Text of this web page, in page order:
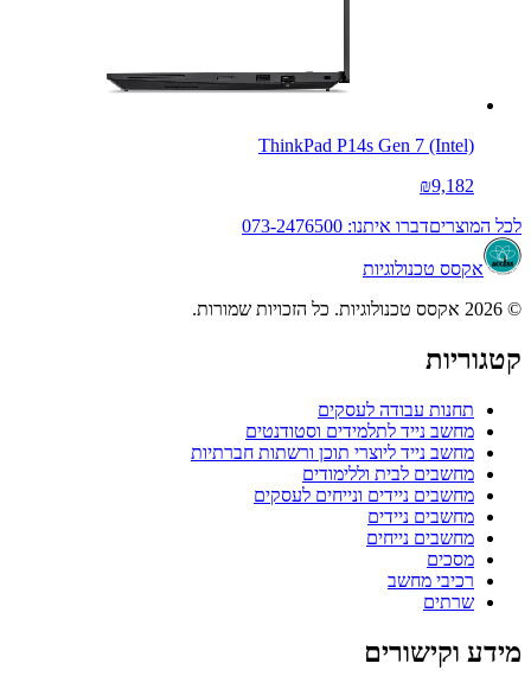
ThinkPad P14s Gen 7 (Intel)
₪9,182
לכל המוצריםדברו איתנו: 073-2476500
אקסס טכנולוגיות
© 2026 אקסס טכנולוגיות. כל הזכויות שמורות.
קטגוריות
תחנות עבודה לעסקים
מחשב נייד לתלמידים וסטודנטים
מחשב נייד ליוצרי תוכן ורשתות חברתיות
מחשבים לבית וללימודים
מחשבים ניידים ונייחים לעסקים
מחשבים ניידים
מחשבים נייחים
מסכים
רכיבי מחשב
שרתים
מידע וקישורים